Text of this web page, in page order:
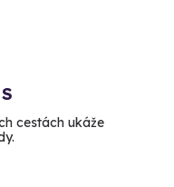
cestách ukáže